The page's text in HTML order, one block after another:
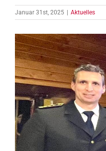
Januar 31st, 2025 Aktuelles
Zeige
grösseres
Bild